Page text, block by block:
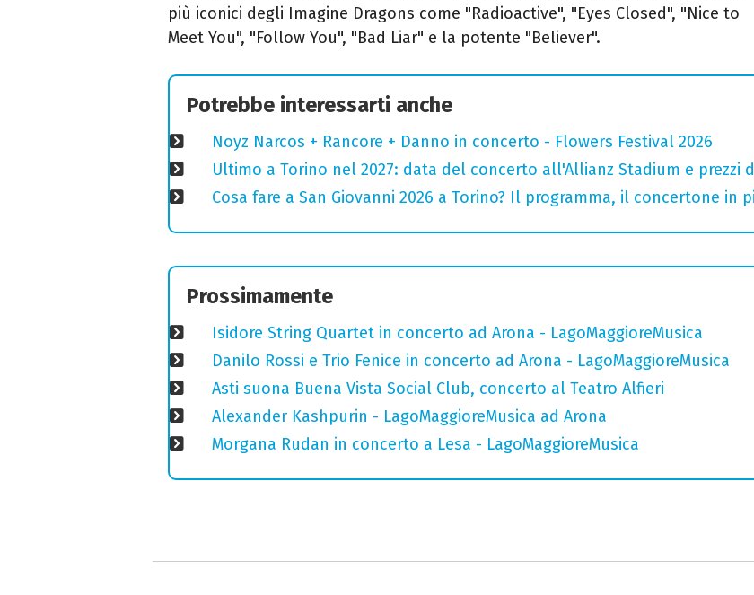
più iconici degli Imagine Dragons come "Radioactive", "Eyes Closed", "Nice to
Meet You", "Follow You", "Bad Liar" e la potente "Believer".
Potrebbe interessarti anche
Noyz Narcos + Rancore + Danno in concerto - Flowers Festival 2026
Ultimo a Torino nel 2027: data del concerto all'Allianz Stadium e prezzi
Cosa fare a San Giovanni 2026 a Torino? Il programma, il concertone in
Prossimamente
Isidore String Quartet in concerto ad Arona - LagoMaggioreMusica
Danilo Rossi e Trio Fenice in concerto ad Arona - LagoMaggioreMusica
Asti suona Buena Vista Social Club, concerto al Teatro Alfieri
Alexander Kashpurin - LagoMaggioreMusica ad Arona
Morgana Rudan in concerto a Lesa - LagoMaggioreMusica